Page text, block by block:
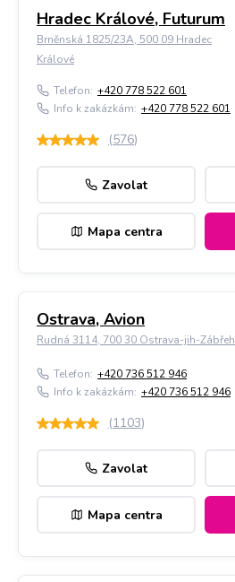
Hradec Králové, Futurum
Brněnská 1825/23A, 500 09 Hradec
Králové
Telefon: +420 778 522 601
Info k zakázkám: +420 778 522 601
(576)
Zavolat
Mapa centra
Ostrava, Avion
Rudná 3114, 700 30 Ostrava-jih-Zábřeh
Telefon: +420 736 512 946
Info k zakázkám: +420 736 512 946
(1103)
Zavolat
Mapa centra